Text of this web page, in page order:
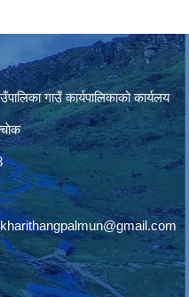
गाउँ कार्यपालिकाको कार्यलय